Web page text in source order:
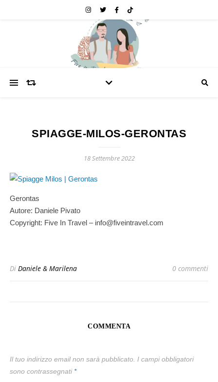
SPIAGGE-MILOS-GERONTAS
18 Settembre 2022
Gerontas
Autore: Daniele Pivato
Copyright: Five In Travel – info@fiveintravel.com
Di Daniele & Marilena 0 commenti
COMMENTA
Il tuo indirizzo email non sarà pubblicato. I campi obbligatori
sono contrassegnati *